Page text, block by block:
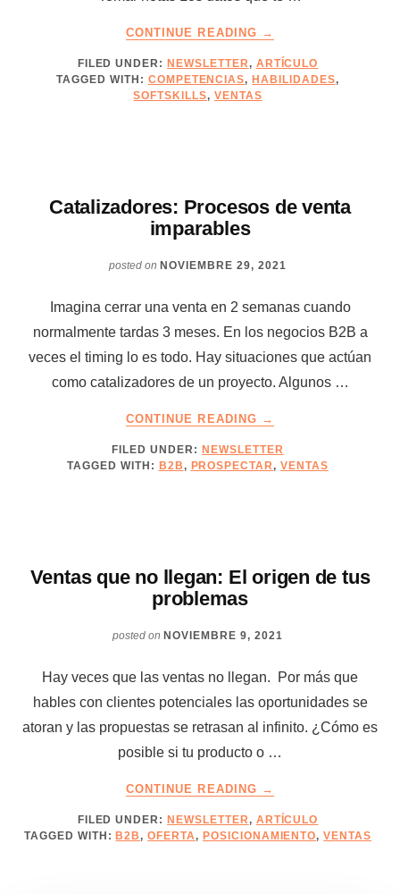
CONTINUE READING
HABILIDADES
FUNDACIONALES
→
FILED UNDER:NEWSLETTER, ARTÍCULO
TAGGED WITH: COMPETENCIAS,HABILIDADES,
SOFTSKILLS, VENTAS
Catalizadores: Procesos de venta
imparables
posted onNOVIEMBRE 29, 2021
Imagina cerrar una venta en 2 semanas cuando
normalmente tardas 3 meses. En los negocios B2B a
veces el timing lo es todo. Hay situaciones que actúan
como catalizadores de un proyecto. Algunos …
CONTINUE READING
PROCESOS
DE
→
FILED UNDER: NEWSLETTER
TAGGED WITH: B2B, PROSPECTAR,VENTAS
Ventas que no llegan: El origen de tus
problemas
posted onNOVIEMBRE 9, 2021
Hay veces que las ventas no llegan. Por más que
hables con clientes potenciales las oportunidades se
atoran y las propuestas se retrasan al infinito. ¿Cómo es
posible si tu producto o …
CONTINUE READING
QUE
NO
→
FILED UNDER:NEWSLETTER, ARTÍCULO
TAGGED WITH:B2B,OFERTA, POSICIONAMIENTO,VENTAS